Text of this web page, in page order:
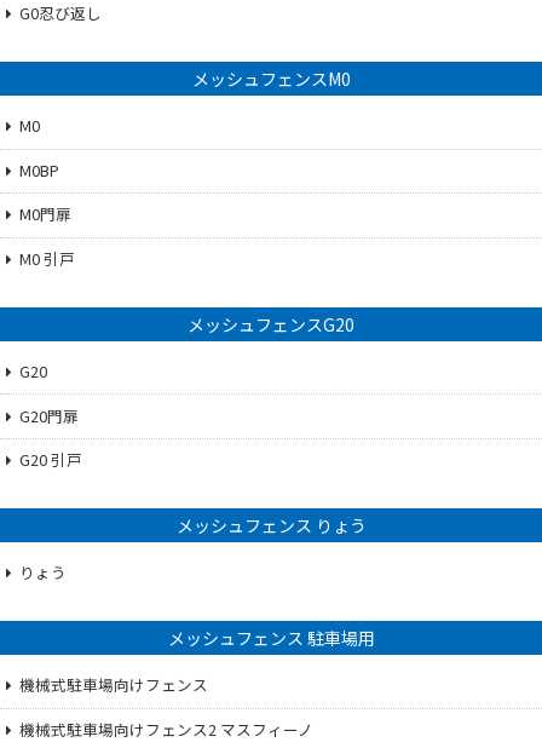
G0忍び返し
メッシュフェンスM0
M0
M0BP
M0門扉
M0 引戸
メッシュフェンスG20
G20
G20門扉
G20 引戸
メッシュフェンス りょう
りょう
メッシュフェンス 駐車場用
機械式駐車場向けフェンス
機械式駐車場向けフェンス2 マスフィーノ